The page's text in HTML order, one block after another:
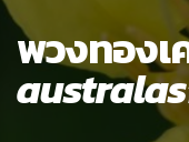
พวงทองเ